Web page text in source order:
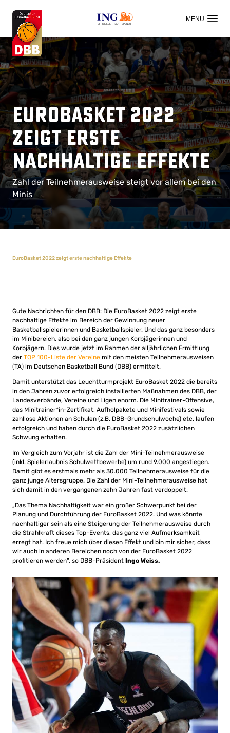
OFFIZIELLER HAUPTSPONSOR
EuroBasket 2022
zeigt erste
nachhaltige Effekte
Zahl der Teilnehmerausweise steigt vor allem bei den
Minis
EuroBasket 2022 zeigt erste nachhaltige Effekte
Gute Nachrichten für den DBB: Die EuroBasket 2022 zeigt erste
nachhaltige Effekte im Bereich der Gewinnung neuer
Basketballspielerinnen und Basketballspieler. Und das ganz besonders
im Minibereich, also bei den ganz jungen Korbjägerinnen und
Korbjägern. Dies wurde jetzt im Rahmen der alljährlichen Ermittlung
der TOP 100-Liste der Vereine mit den meisten Teilnehmerausweisen
(TA) im Deutschen Basketball Bund (DBB) ermittelt.
Damit unterstützt das Leuchtturmprojekt EuroBasket 2022 die bereits
in den Jahren zuvor erfolgreich installierten Maßnahmen des DBB, der
Landesverbände, Vereine und Ligen enorm. Die Minitrainer-Offensive,
das Minitrainer*in-Zertifikat, Aufholpakete und Minifestivals sowie
zahllose Aktionen an Schulen (z.B. DBB-Grundschulwoche) etc. laufen
erfolgreich und haben durch die EuroBasket 2022 zusätzlichen
Schwung erhalten.
Im Vergleich zum Vorjahr ist die Zahl der Mini-Teilnehmerausweise
(inkl. Spielerlaubnis Schulwettbewerbe) um rund 9.000 angestiegen.
Damit gibt es erstmals mehr als 30.000 Teilnehmerausweise für die
ganz junge Altersgruppe. Die Zahl der Mini-Teilnehmerausweise hat
sich damit in den vergangenen zehn Jahren fast verdoppelt.
„Das Thema Nachhaltigkeit war ein großer Schwerpunkt bei der
Planung und Durchführung der EuroBasket 2022. Und was könnte
nachhaltiger sein als eine Steigerung der Teilnehmerausweise durch
die Strahlkraft dieses Top-Events, das ganz viel Aufmerksamkeit
erregt hat. Ich freue mich über diesen Effekt und bin mir sicher, dass
wir auch in anderen Bereichen noch von der EuroBasket 2022
profitieren werden“, so DBB-Präsident Ingo Weiss.